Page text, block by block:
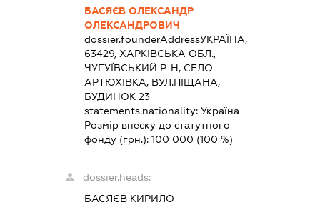
БАСЯЄВ ОЛЕКСАНДР
ОЛЕКСАНДРОВИЧ
dossier.founderAddressУКРАЇНА,
63429, ХАРКІВСЬКА ОБЛ.,
ЧУГУЇВСЬКИЙ Р-Н, СЕЛО
АРТЮХІВКА, ВУЛ.ПІЩАНА,
БУДИНОК 23
statements.nationality: Україна
Розмір внеску до статутного
фонду (грн.): 100 000 (100 %)
dossier.heads:
БАСЯЄВ КИРИЛО